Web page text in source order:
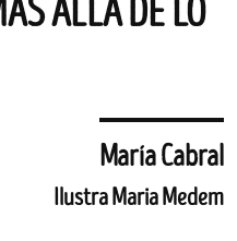
ALLÁ DE LO
María Cabral
Ilustra Maria Medem